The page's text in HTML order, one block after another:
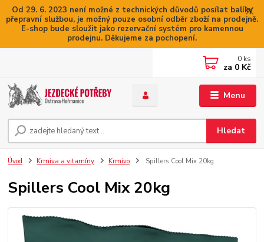
Od 29. 6. 2023 není možné z technických důvodů posílat balíky
přepravní službou, je možný pouze osobní odběr zboží na prodejně.
E-shop bude sloužit jako rezervační systém pro kamennou
prodejnu. Děkujeme za pochopení.
Menu
Hledat
0 ks
za 0 Kč
Úvod Krmiva a vitamíny Krmivo Spillers Cool Mix 20kg
Spillers Cool Mix 20kg